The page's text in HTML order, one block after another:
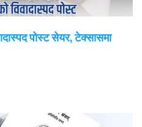
पोस्ट सेयर, टेक्सासमा